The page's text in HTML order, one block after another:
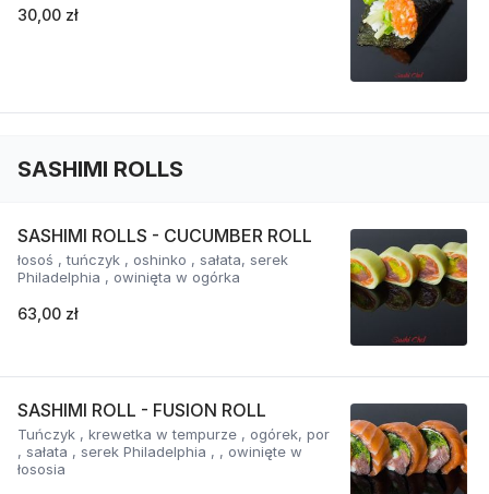
30,00 zł
SASHIMI ROLLS
SASHIMI ROLLS - CUCUMBER ROLL
łosoś , tuńczyk , oshinko , sałata, serek
Philadelphia , owinięta w ogórka
63,00 zł
SASHIMI ROLL - FUSION ROLL
Tuńczyk , krewetka w tempurze , ogórek, por
, sałata , serek Philadelphia , , owinięte w
łososia